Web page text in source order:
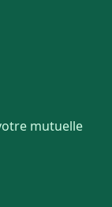
mutuelle